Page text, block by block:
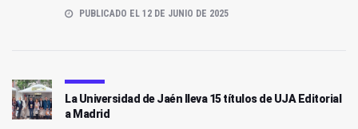
PUBLICADO EL 12 DE JUNIO DE 2025
La Universidad de Jaén lleva 15 títulos de UJA Editorial
a Madrid